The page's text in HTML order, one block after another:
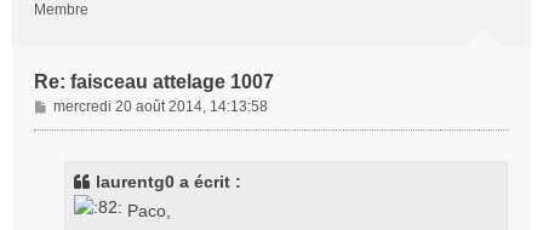
Membre
Re: faisceau attelage 1007
M
e
mercredi 20 août 2014, 14:13:58
laurentg0 a écrit :
Paco,